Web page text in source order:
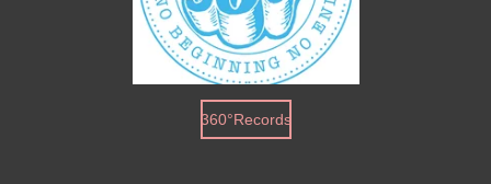
360°Records